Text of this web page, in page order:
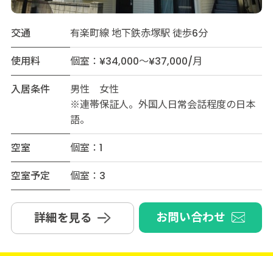
交通
有楽町線 地下鉄赤塚駅 徒歩6分
使用料
個室：¥34,000～¥37,000/月
入居条件
男性 女性
※連帯保証人。外国人日常会話程度の日本
語。
空室
個室：1
空室予定
個室：3
詳細を見る お問い合わせ